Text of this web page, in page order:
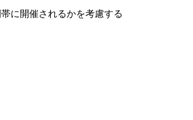
に開催されるかを考慮する